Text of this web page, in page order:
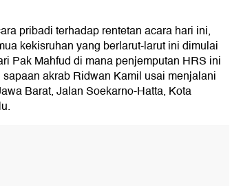
pribadi terhadap rentetan acara hari ini,
kekisruhan yang berlarut-larut ini dimulai
Pak Mahfud di mana penjemputan HRS ini
akrab Ridwan Kamil usai menjalani
Barat, Jalan Soekarno-Hatta, Kota